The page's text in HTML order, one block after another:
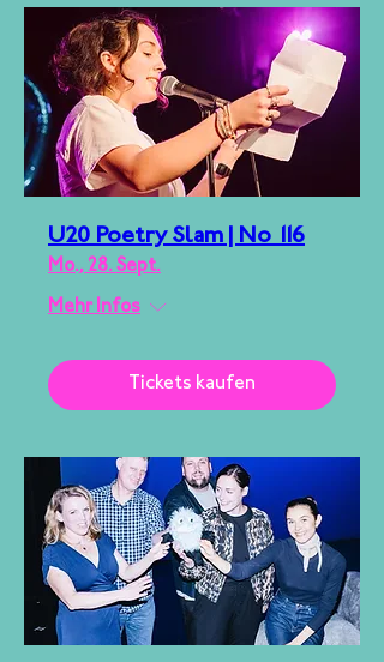
U20 Poetry Slam | No 116
Mo., 28. Sept.
Mehr Infos
Tickets kaufen